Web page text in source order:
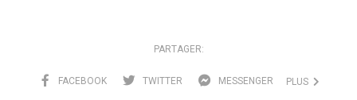
PARTAGER:
FACEBOOK TWITTER MESSENGER PLUS